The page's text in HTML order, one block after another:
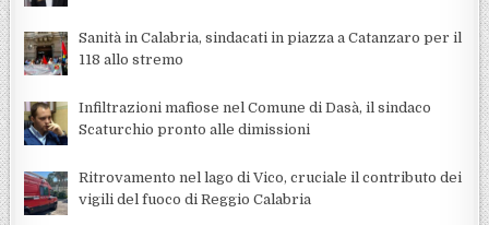
Sanità in Calabria, sindacati in piazza a Catanzaro per il
118 allo stremo
Infiltrazioni mafiose nel Comune di Dasà, il sindaco
Scaturchio pronto alle dimissioni
Ritrovamento nel lago di Vico, cruciale il contributo dei
vigili del fuoco di Reggio Calabria